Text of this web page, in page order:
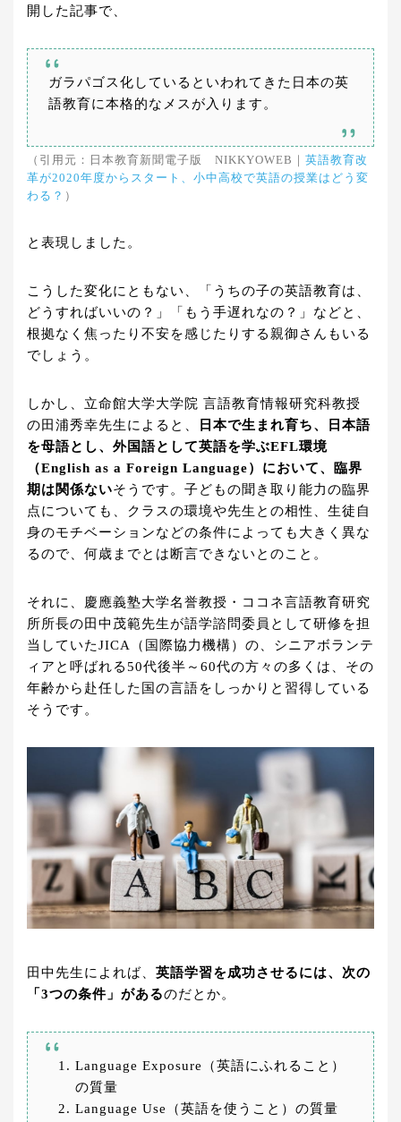
開した記事で、
ガラパゴス化しているといわれてきた日本の英
語教育に本格的なメスが入ります。
（引用元：日本教育新聞電子版 NIKKYOWEB｜ 英語教育改
革が2020年度からスタート、小中高校で英語の授業はどう変
わる？ ）
と表現しました。
こうした変化にともない、「うちの子の英語教育は、
どうすればいいの？」「もう手遅れなの？」などと、
根拠なく焦ったり不安を感じたりする親御さんもいる
でしょう。
しかし、立命館大学大学院 言語教育情報研究科教授
の田浦秀幸先生によると、
日本で生まれ育ち、日本語
を母語とし、外国語として英語を学ぶEFL環境
（English as a Foreign Language）において、臨界
期は関係ないそうです。子どもの聞き取り能力の臨界
点についても、クラスの環境や先生との相性、生徒自
身のモチベーションなどの条件によっても大きく異な
るので、何歳までとは断言できないとのこと。
それに、慶應義塾大学名誉教授・ココネ言語教育研究
所所長の田中茂範先生が語学諮問委員として研修を担
当していたJICA（国際協力機構）の、シニアボランテ
ィアと呼ばれる50代後半～60代の方々の多くは、その
年齢から赴任した国の言語をしっかりと習得している
そうです。
田中先生によれば、 英語学習を成功させるには、次の
「3つの条件」があるのだとか。
Language Exposure（英語にふれること）
の質量
Language Use（英語を使うこと）の質量